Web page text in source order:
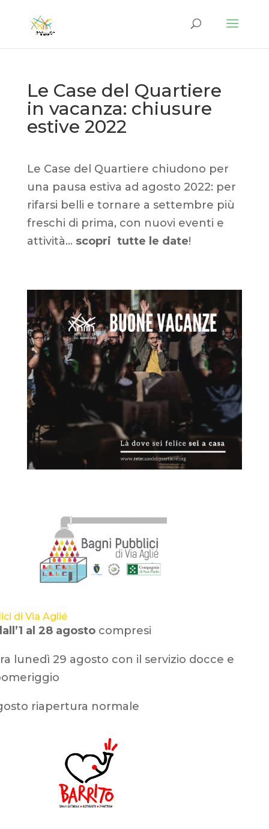
Le Case del Quartiere
in vacanza: chiusure
estive 2022
Le Case del Quartiere chiudono per
una pausa estiva ad agosto 2022: per
rifarsi belli e tornare a settembre più
freschi di prima, con nuovi eventi e
attività… scopri tutte le date!
di Via Aglié
al 28 agostocompresi
lunedì 29 agosto con il servizio docce e
riapertura normale